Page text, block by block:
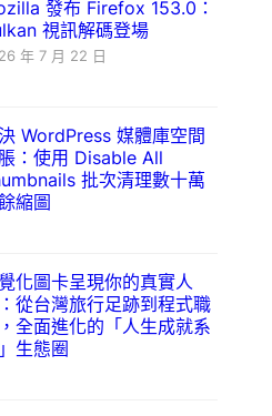
發布 Firefox 153.0：
視訊解碼登場
年 7 月 22 日
WordPress 媒體庫空間
：使用 Disable All
批次清理數十萬
縮圖
化圖卡呈現你的真實人
從台灣旅行足跡到程式職
全面進化的「人生成就系
生態圈